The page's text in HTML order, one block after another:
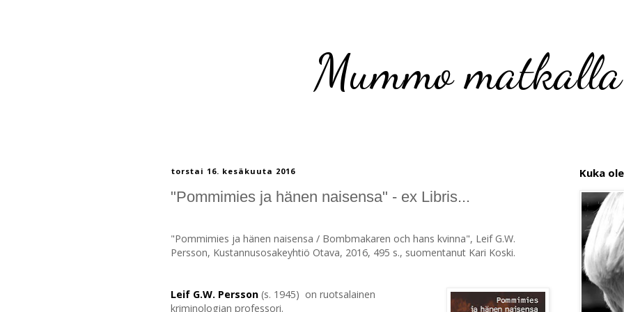
Mummo matkalla
torstai 16. kesäkuuta 2016
"Pommimies ja hänen naisensa" - ex Libris...
"Pommimies ja hänen naisensa / Bombmakaren och hans kvinna", Leif G.W.
Persson, Kustannusosakeyhtiö Otava, 2016, 495 s., suomentanut Kari Koski.
Leif G.W. Persson (s. 1945) on ruotsalainen
kriminologian professori.
Kuka